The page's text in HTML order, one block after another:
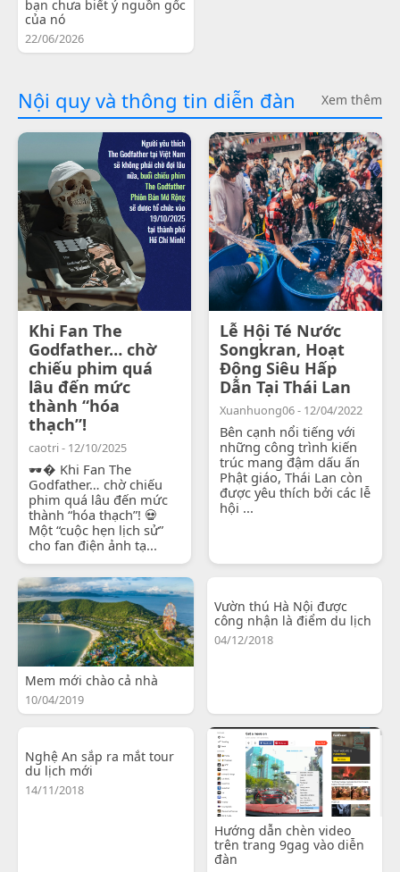
bạn chưa biết ý nguồn gốc
của nó
22/06/2026
Nội quy và thông tin diễn đàn Xem thêm
Khi Fan The
Godfather… chờ
chiếu phim quá
lâu đến mức
thành “hóa
thạch”!
caotri - 12/10/2025
🕶� Khi Fan The
Godfather… chờ chiếu
phim quá lâu đến mức
thành “hóa thạch”! 💀
Một “cuộc hẹn lịch sử”
cho fan điện ảnh tạ...
Lễ Hội Té Nước
Songkran, Hoạt
Động Siêu Hấp
Dẫn Tại Thái Lan
Xuanhuong06 - 12/04/2022
Bên cạnh nổi tiếng với
những công trình kiến
trúc mang đậm dấu ấn
Phật giáo, Thái Lan còn
được yêu thích bởi các lễ
hội ...
Mem mới chào cả nhà
10/04/2019
Vườn thú Hà Nội được
công nhận là điểm du lịch
04/12/2018
Nghệ An sắp ra mắt tour
du lịch mới
14/11/2018
Hướng dẫn chèn video
trên trang 9gag vào diễn
đàn